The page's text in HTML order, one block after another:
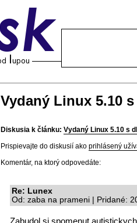
Vydaný Linux 5.10
Diskusia k článku: Vydaný Linux 5.10 s
Prispievajte do diskusií ako prihlásený
Komentár, na ktorý odpovedáte:
Re: Lunex
Od: zaba na prameni | Pridané:
Zabudol si spomenut